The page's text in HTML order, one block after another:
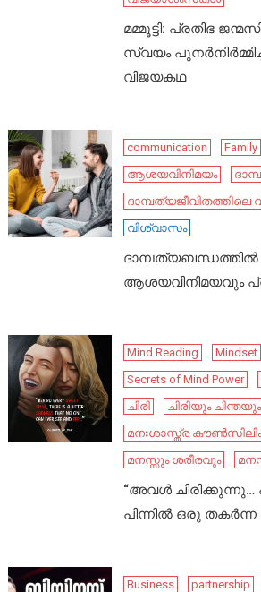
മമ്മൂട്ടി: പ്രതിഭ
സ്വയം
വിജയകഥ
communication Family
ആശയവിനിമയം
ദാമ്പത്യജീവിതത്തിലെ
വിശ്വാസം
ആശയവിനിമയവും
Mind Reading Mindset
Secrets of Mind Power
ചിരി
ചിരിയും ചിന്തയും
മനഃശാസ്ത്ര
മനസ്സും ശരീരവും
“അവൾ ചിരിക്കുന്നു…
പിന്നിൽ ഒരു തകർന്ന
Business partnership